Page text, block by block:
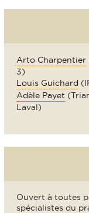
Arto Charpentier
3)
Louis Guichard
Adèle Payet
Laval)
Ouvert à toutes
spécialistes du